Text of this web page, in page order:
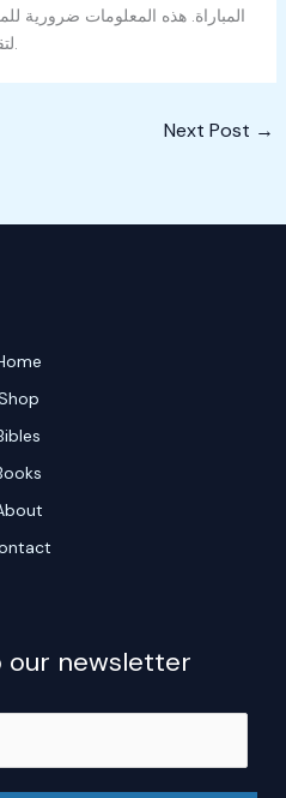
المباراة. هذه المعلومات ضرورية
Next Post →
our newsletter